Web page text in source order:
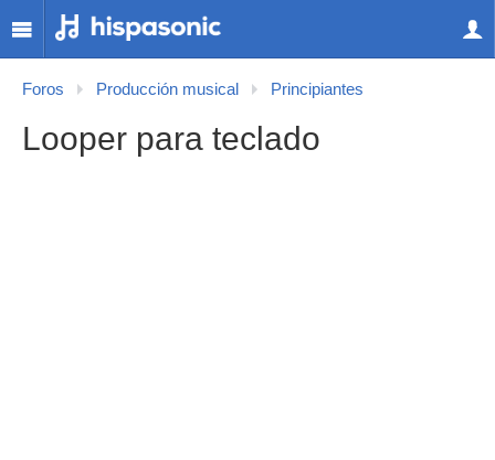
Foros Producción musical Principiantes
Looper para teclado